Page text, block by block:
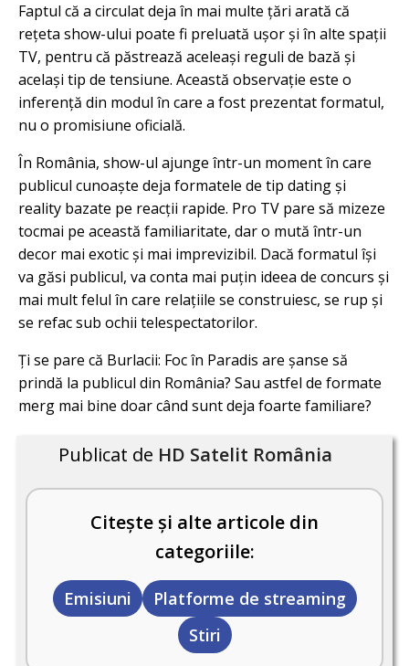
Faptul că a circulat deja în mai multe țări arată că
rețeta show-ului poate fi preluată ușor și în alte spații
TV, pentru că păstrează aceleași reguli de bază și
același tip de tensiune. Această observație este o
inferență din modul în care a fost prezentat formatul,
nu o promisiune oficială.
În România, show-ul ajunge într-un moment în care
publicul cunoaște deja formatele de tip dating și
reality bazate pe reacții rapide. Pro TV pare să mizeze
tocmai pe această familiaritate, dar o mută într-un
decor mai exotic și mai imprevizibil. Dacă formatul își
va găsi publicul, va conta mai puțin ideea de concurs și
mai mult felul în care relațiile se construiesc, se rup și
se refac sub ochii telespectatorilor.
Ți se pare că Burlacii: Foc în Paradis are șanse să
prindă la publicul din România? Sau astfel de formate
merg mai bine doar când sunt deja foarte familiare?
Publicat de HD Satelit România
Citește și alte articole din
categoriile:
Emisiuni
Platforme de streaming
Stiri